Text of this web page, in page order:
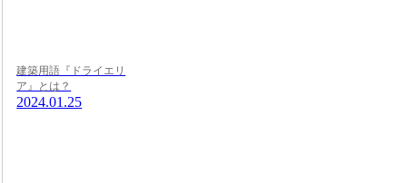
建築用語『ドライエリ
ア』とは？
2024.01.25